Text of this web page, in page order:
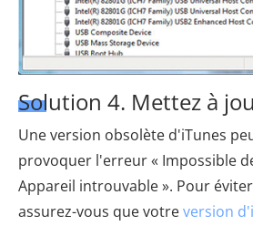
Solution 4. Mettez à
Une version obsolète d'iTunes
provoquer l'erreur « Impossible
Appareil introuvable ». Pour
assurez-vous que votreversion